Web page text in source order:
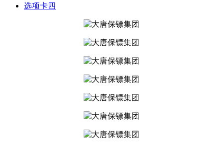
选项卡四